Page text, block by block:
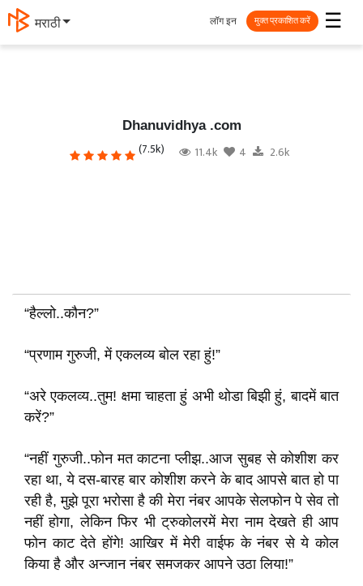
मराठी ☰
लॉग इन मुक्त प्रकाशित करें
Dhanuvidhya .com
(7.5k) 11.4k 4 2.6k
“हैल्लो..कौन?”
“प्रणाम गुरुजी, में एकलव्य बोल रहा हुं!”
“अरे एकलव्य..तुम! क्षमा चाहता हुं अभी थोडा बिझी हुं, बादमें बात
करें?”
“नहीं गुरुजी..फोन मत काटना प्लीझ..आज सुबह से कोशीश कर
रहा था, ये दस-बारह बार कोशीश करने के बाद आपसे बात हो पा
रही है, मुझे पूरा भरोसा है की मेरा नंबर आपके सेलफोन पे सेव तो
नहीं होगा, लेकिन फिर भी ट्रुकोलरमें मेरा नाम देखते ही आप
फोन काट देते होंगे! आखिर में मेरी वाईफ के नंबर से ये कोल
किया है और अन्जान नंबर समजकर आपने उठा लिया!”